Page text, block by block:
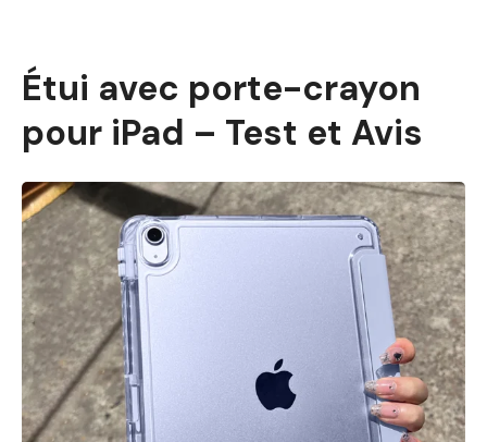
Étui avec porte-crayon
pour iPad – Test et Avis